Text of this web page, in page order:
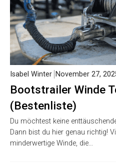
Bootstrailer Winde
(Bestenliste)
Isabel Winter November 27,
Du möchtest keine
Dann bist du hier genau richtig!
minderwertige Winde, die…